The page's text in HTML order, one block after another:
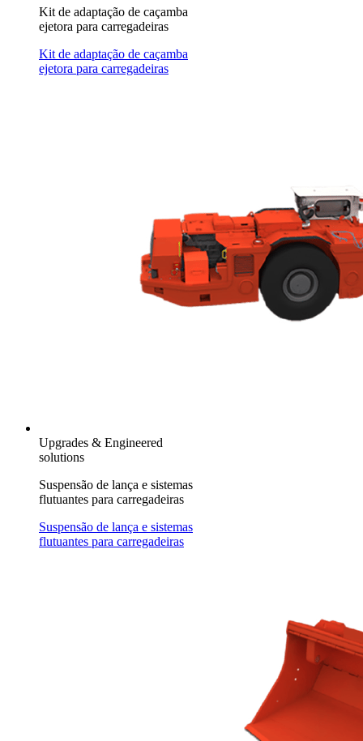
Kit de adaptação de caçamba
ejetora para carregadeiras
Kit de adaptação de caçamba
ejetora para carregadeiras
Upgrades & Engineered
solutions
Suspensão de lança e sistemas
flutuantes para carregadeiras
Suspensão de lança e sistemas
flutuantes para carregadeiras